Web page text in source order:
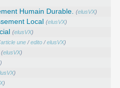
Humain Durable. (elusVX)
Local (elusVX)
(elusVX)
article une /edito /elusVX)
(elusVX)
)
)
)